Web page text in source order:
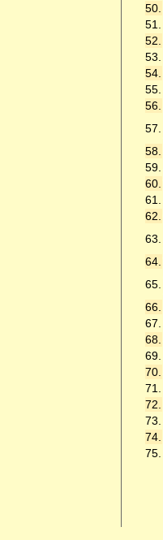
50.
51.
52.
53.
54.
55.
56.
57.
58.
59.
60.
61.
62.
63.
64.
65.
66.
67.
68.
69.
70.
71.
72.
73.
74.
75.